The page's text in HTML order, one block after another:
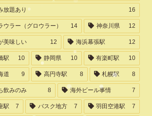
放題あり 16
ウラー（グロウラー） 14 神奈川県 12
美味しい 12 海浜幕張駅 12
駅 10 静岡県 10 有楽町駅 10
道 9 高円寺駅 8 札幌駅 8
飲みのみ 8 海外ビール事情 7
駅 7 バスク地方 7 羽田空港駅 7